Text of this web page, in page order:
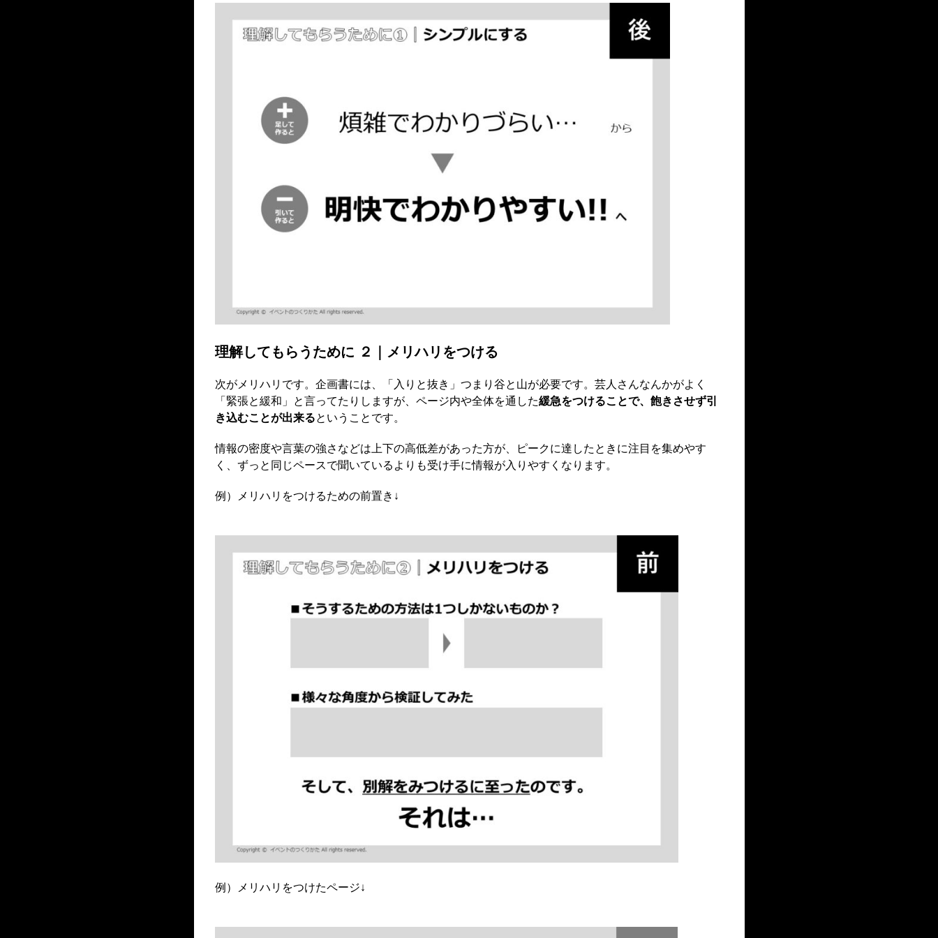
理解してもらうために ２｜メリハリをつける
次がメリハリです。企画書には、「入りと抜き」つまり谷と山が必要です。芸人さんなんかがよく
「緊張と緩和」と言ってたりしますが、ページ内や全体を通した緩急をつけることで、飽きさせず引
き込むことが出来るということです。
情報の密度や言葉の強さなどは上下の高低差があった方が、ピークに達したときに注目を集めやす
く、ずっと同じペースで聞いているよりも受け手に情報が入りやすくなります。
例）メリハリをつけるための前置き↓
例）メリハリをつけたページ↓